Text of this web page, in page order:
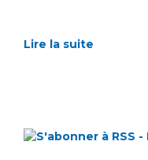
Lire la suite